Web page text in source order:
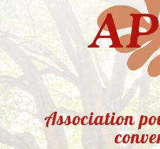
Association